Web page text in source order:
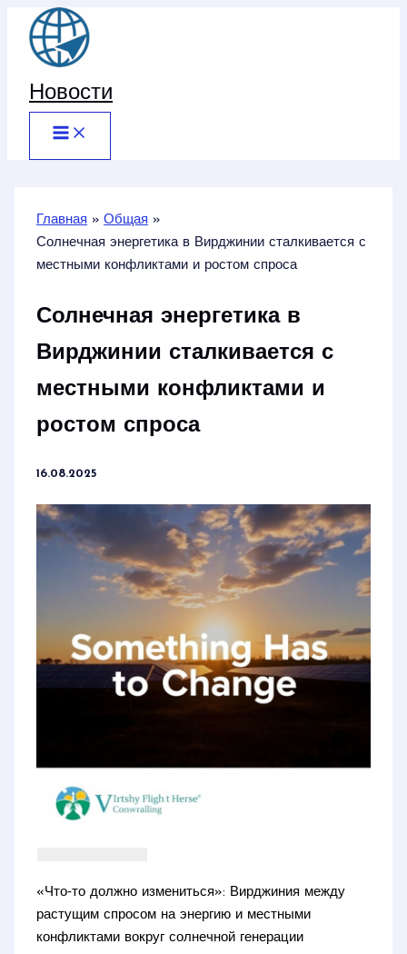
Перейти
содержимому
Новости
Главная
Общая
Солнечная энергетика в Вирджинии сталкивается с
местными конфликтами и ростом спроса
Солнечная энергетика в
Вирджинии сталкивается с
местными конфликтами и
ростом спроса
16.08.2025
«Что‑то должно измениться»: Вирджиния между
растущим спросом на энергию и местными
конфликтами вокруг солнечной генерации